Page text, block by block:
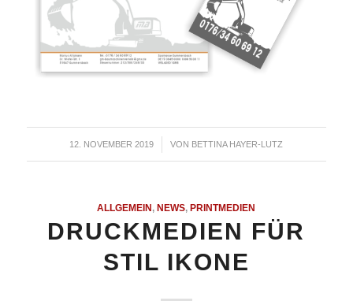
12. NOVEMBER 2019
/ VON BETTINA HAYER-LUTZ
ALLGEMEIN , NEWS, PRINTMEDIEN
DRUCKMEDIEN FÜR
STIL IKONE